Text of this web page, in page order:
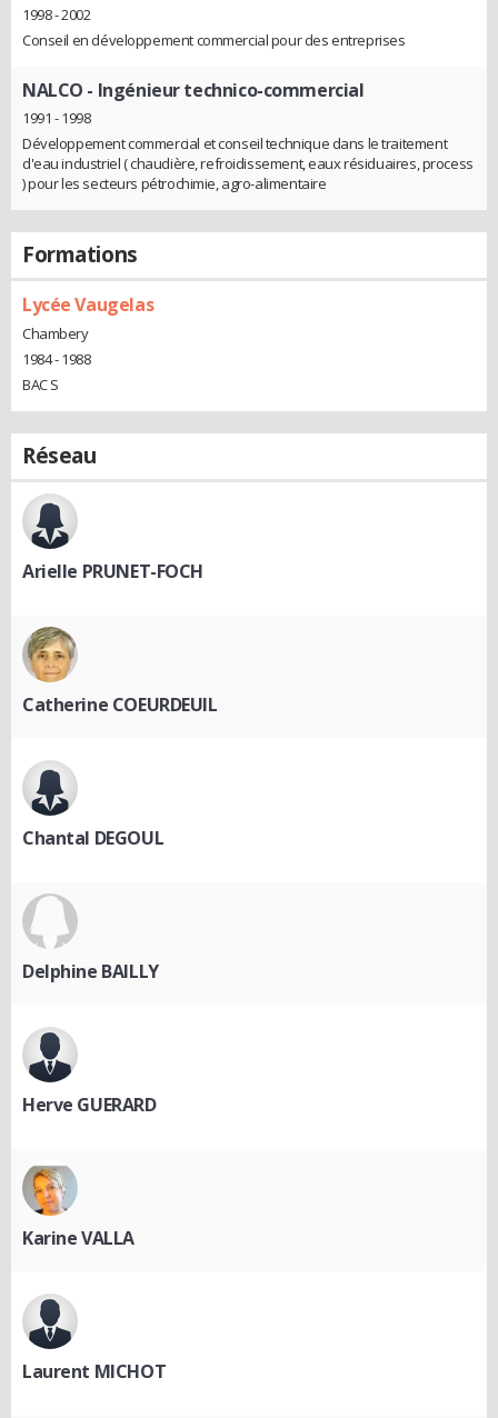
1998 - 2002
Conseil en développement commercial pour des entreprises
NALCO - Ingénieur technico-commercial
1991 - 1998
Développement commercial et conseil technique dans le traitement
d'eau industriel ( chaudière, refroidissement, eaux résiduaires, process
) pour les secteurs pétrochimie, agro-alimentaire
Formations
Lycée Vaugelas
Chambery
1984 - 1988
BAC S
Réseau
Arielle PRUNET-FOCH
Catherine COEURDEUIL
Chantal DEGOUL
Delphine BAILLY
Herve GUERARD
Karine VALLA
Laurent MICHOT